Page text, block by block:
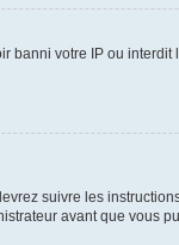
banni votre IP ou
suivre les
avant que vous